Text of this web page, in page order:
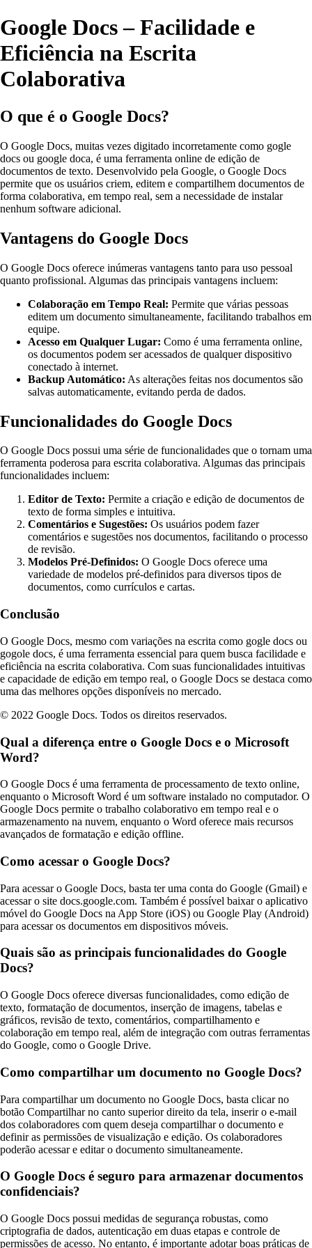
Google Docs – Facilidade e
Eficiência na Escrita
Colaborativa
O que é o Google Docs?
O Google Docs, muitas vezes digitado incorretamente como gogle
docs ou google doca, é uma ferramenta online de edição de
documentos de texto. Desenvolvido pela Google, o Google Docs
permite que os usuários criem, editem e compartilhem documentos de
forma colaborativa, em tempo real, sem a necessidade de instalar
nenhum software adicional.
Vantagens do Google Docs
O Google Docs oferece inúmeras vantagens tanto para uso pessoal
quanto profissional. Algumas das principais vantagens incluem:
Colaboração em Tempo Real: Permite que várias pessoas
editem um documento simultaneamente, facilitando trabalhos em
equipe.
Acesso em Qualquer Lugar: Como é uma ferramenta online,
os documentos podem ser acessados de qualquer dispositivo
conectado à internet.
Backup Automático: As alterações feitas nos documentos são
salvas automaticamente, evitando perda de dados.
Funcionalidades do Google Docs
O Google Docs possui uma série de funcionalidades que o tornam uma
ferramenta poderosa para escrita colaborativa. Algumas das principais
funcionalidades incluem:
Editor de Texto: Permite a criação e edição de documentos de
texto de forma simples e intuitiva.
Comentários e Sugestões: Os usuários podem fazer
comentários e sugestões nos documentos, facilitando o processo
de revisão.
Modelos Pré-Definidos: O Google Docs oferece uma
variedade de modelos pré-definidos para diversos tipos de
documentos, como currículos e cartas.
Conclusão
O Google Docs, mesmo com variações na escrita como gogle docs ou
gogole docs, é uma ferramenta essencial para quem busca facilidade e
eficiência na escrita colaborativa. Com suas funcionalidades intuitivas
e capacidade de edição em tempo real, o Google Docs se destaca como
uma das melhores opções disponíveis no mercado.
© 2022 Google Docs. Todos os direitos reservados.
Qual a diferença entre o Google Docs e o Microsoft
Word?
O Google Docs é uma ferramenta de processamento de texto online,
enquanto o Microsoft Word é um software instalado no computador. O
Google Docs permite o trabalho colaborativo em tempo real e o
armazenamento na nuvem, enquanto o Word oferece mais recursos
avançados de formatação e edição offline.
Como acessar o Google Docs?
Para acessar o Google Docs, basta ter uma conta do Google (Gmail) e
acessar o site docs.google.com. Também é possível baixar o aplicativo
móvel do Google Docs na App Store (iOS) ou Google Play (Android)
para acessar os documentos em dispositivos móveis.
Quais são as principais funcionalidades do Google
Docs?
O Google Docs oferece diversas funcionalidades, como edição de
texto, formatação de documentos, inserção de imagens, tabelas e
gráficos, revisão de texto, comentários, compartilhamento e
colaboração em tempo real, além de integração com outras ferramentas
do Google, como o Google Drive.
Como compartilhar um documento no Google Docs?
Para compartilhar um documento no Google Docs, basta clicar no
botão Compartilhar no canto superior direito da tela, inserir o e-mail
dos colaboradores com quem deseja compartilhar o documento e
definir as permissões de visualização e edição. Os colaboradores
poderão acessar e editar o documento simultaneamente.
O Google Docs é seguro para armazenar documentos
confidenciais?
O Google Docs possui medidas de segurança robustas, como
criptografia de dados, autenticação em duas etapas e controle de
permissões de acesso. No entanto, é importante adotar boas práticas de